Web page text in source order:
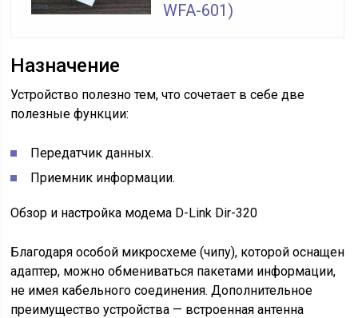
WFA-601)
Назначение
Устройство полезно тем, что сочетает в себе две
полезные функции:
Передатчик данных.
Приемник информации.
Обзор и настройка модема D-Link Dir-320
Благодаря особой микросхеме (чипу), которой оснащен
адаптер, можно обмениваться пакетами информации,
не имея кабельного соединения. Дополнительное
преимущество устройства — встроенная антенна